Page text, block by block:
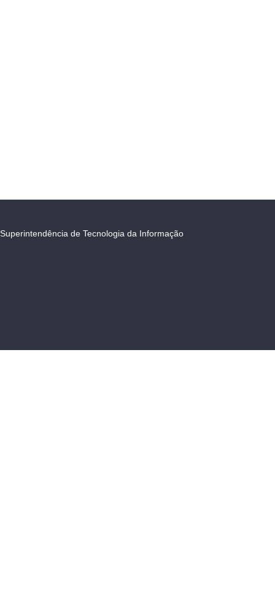
Superintendência de Tecnologia da Informação